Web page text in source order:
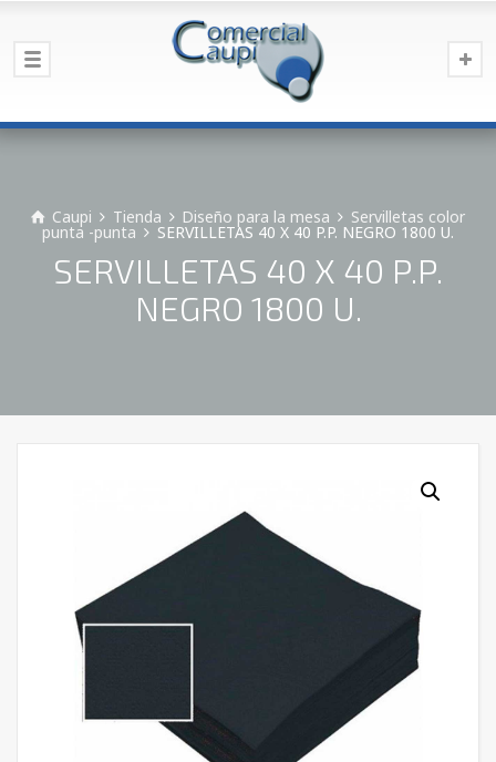
Caupi Tienda Diseño para la mesa Servilletas color
punta -punta SERVILLETAS 40 X 40 P.P. NEGRO 1800 U.
SERVILLETAS 40 X 40 P.P.
NEGRO 1800 U.